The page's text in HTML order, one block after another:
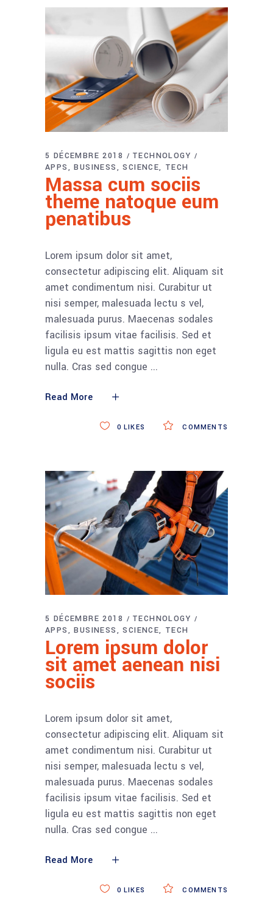
5 DÉCEMBRE 2018
TECHNOLOGY
APPS
BUSINESS SCIENCE TECH
Massa cum sociis
theme natoque eum
penatibus
Lorem ipsum dolor sit amet,
consectetur adipiscing elit. Aliquam sit
amet condimentum nisi. Curabitur ut
nisi semper, malesuada lectu s vel,
malesuada purus. Maecenas sodales
facilisis ipsum vitae facilisis. Sed et
ligula eu est mattis sagittis non eget
nulla. Cras sed congue
Read More
COMMENTS
0 LIKES
5 DÉCEMBRE 2018
TECHNOLOGY
APPS
BUSINESS SCIENCE TECH
Lorem ipsum dolor
sit amet aenean nisi
sociis
Lorem ipsum dolor sit amet,
consectetur adipiscing elit. Aliquam sit
amet condimentum nisi. Curabitur ut
nisi semper, malesuada lectu s vel,
malesuada purus. Maecenas sodales
facilisis ipsum vitae facilisis. Sed et
ligula eu est mattis sagittis non eget
nulla. Cras sed congue
Read More
COMMENTS
0 LIKES